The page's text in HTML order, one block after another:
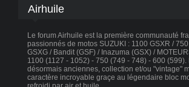
Airhuile
Le forum Airhuile est la première communauté
passionnés de motos SUZUKI : 1100 GSXR /
GSXG / Bandit (GSF) / Inazuma (GSX) /
1100 (1127 - 1052) - 750 (749 - 748) - 600 (599).
désormais anciennes, collection et/ou "vintage"
caractère incroyable graçe au légendaire bloc